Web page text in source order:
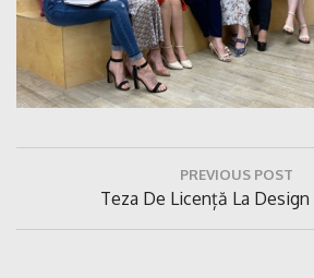
PREVIOUS POST
Previous
Post:
Teza De Licență La